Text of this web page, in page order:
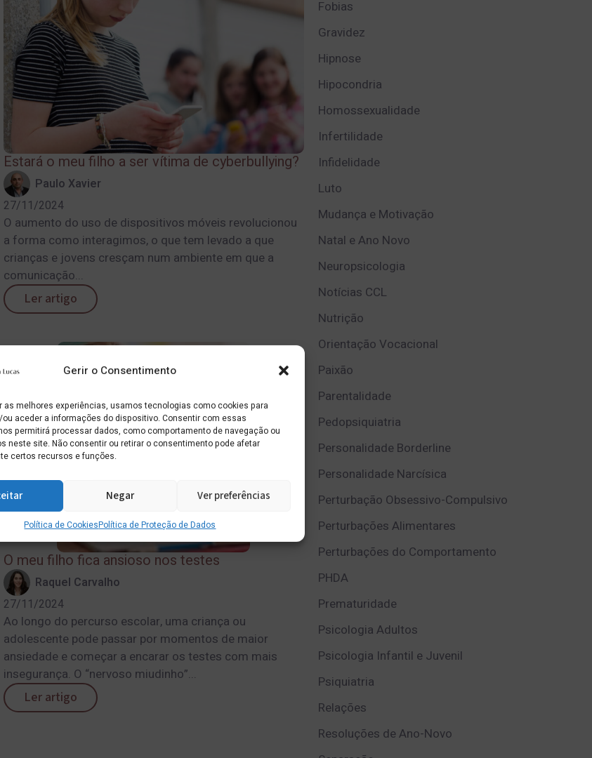
Gerir o Consentimento
as melhores experiências, usamos tecnologias como cookies para
aceder a informações do dispositivo. Consentir com essas
permitirá processar dados, como comportamento de navegação ou
neste site. Não consentir ou retirar o consentimento pode afetar
certos recursos e funções.
Negar Ver preferências
Política de CookiesPolítica de Proteção de Dados
Estará o meu filho a ser vítima de cyberbullying?
Paulo Xavier
27/11/2024
O aumento do uso de dispositivos móveis revolucionou
a forma como interagimos, o que tem levado a que
crianças e jovens cresçam num ambiente em que a
comunicação...
Ler artigo
O meu filho fica ansioso nos testes
Raquel Carvalho
27/11/2024
Ao longo do percurso escolar, uma criança ou
adolescente pode passar por momentos de maior
ansiedade e começar a encarar os testes com mais
insegurança. O “nervoso miudinho”...
Ler artigo
Fobias
Gravidez
Hipnose
Hipocondria
Homossexualidade
Infertilidade
Infidelidade
Luto
Mudança e Motivação
Natal e Ano Novo
Neuropsicologia
Notícias CCL
Nutrição
Orientação Vocacional
Paixão
Parentalidade
Pedopsiquiatria
Personalidade Borderline
Personalidade Narcísica
Perturbação Obsessivo-Compulsivo
Perturbações Alimentares
Perturbações do Comportamento
PHDA
Prematuridade
Psicologia Adultos
Psicologia Infantil e Juvenil
Psiquiatria
Relações
Resoluções de Ano-Novo